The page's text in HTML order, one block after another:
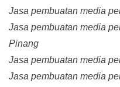
Jasa pembuatan media
Jasa pembuatan media
Pinang
Jasa pembuatan media
Jasa pembuatan media